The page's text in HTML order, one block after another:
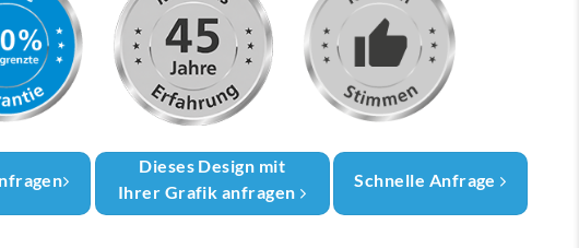
Dieses Design mit
Ihrer Grafik anfragen
Schnelle Anfrage